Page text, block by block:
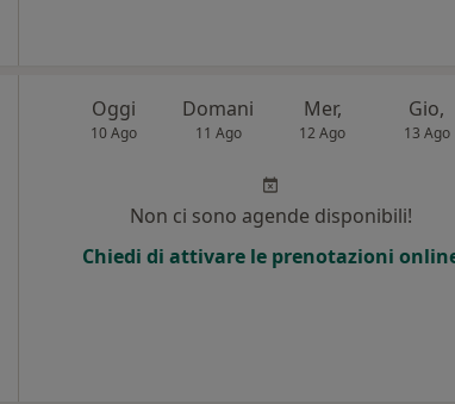
Oggi
10 Ago
Domani
11 Ago
Mer,
12 Ago
Gio,
13 Ago
Non ci sono agende disponibili!
Chiedi di attivare le prenotazioni